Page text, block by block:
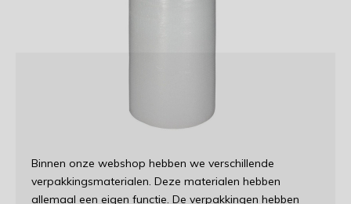
Binnen onze webshop hebben we verschillende
verpakkingsmaterialen. Deze materialen hebben
allemaal een eigen functie. De verpakkingen hebben